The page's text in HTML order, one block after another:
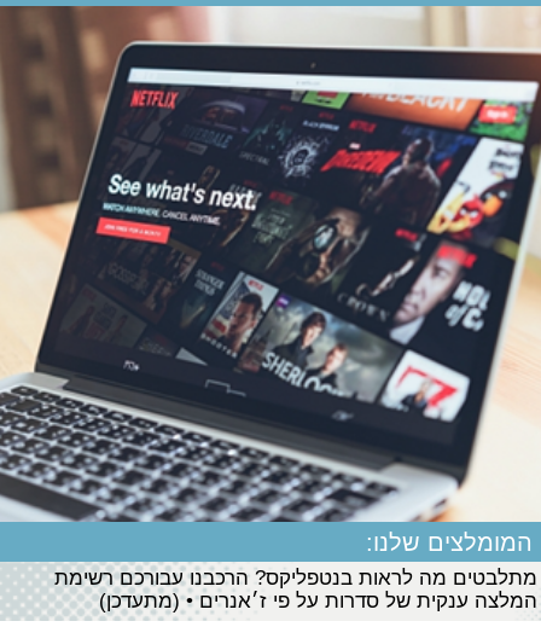
המומלצים שלנו:
מתלבטים מה לראות בנטפליקס? הרכבנו עבורכם רשימת
המלצה ענקית של סדרות על פי ז׳אנרים • (מתעדכן)